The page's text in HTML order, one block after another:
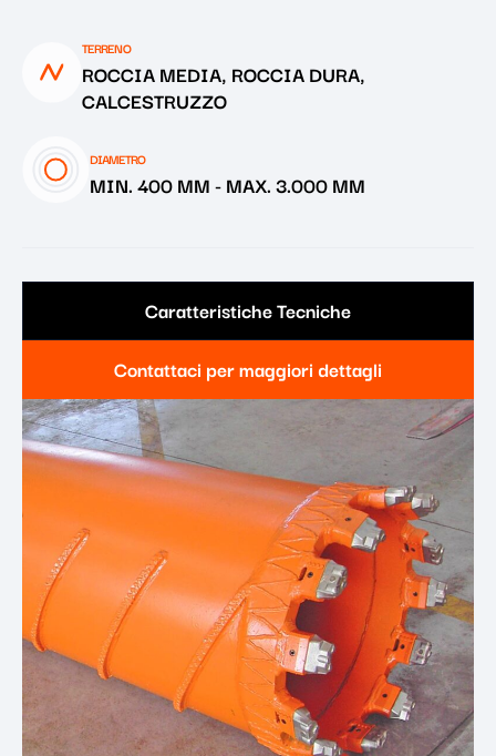
TERRENO
ROCCIA MEDIA, ROCCIA DURA,
CALCESTRUZZO
DIAMETRO
MIN. 400 MM-MAX. 3.000 MM
Caratteristiche Tecniche
Contattaci per maggiori dettagli